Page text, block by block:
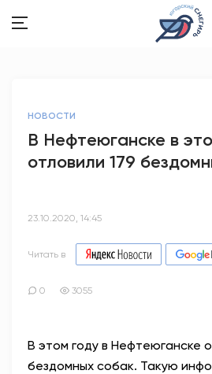
ЭТО У НАС
НОВОСТИ
В Нефтеюганске в
отловили 179
23.10.2020, 14:45
Читать в
0 3055
В этом году в Нефтеюганске
бездомных собак. Такую